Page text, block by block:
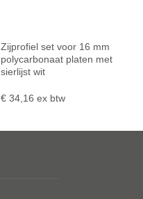
Zijprofiel set voor 16 mm
polycarbonaat platen met
sierlijst wit
€34,16 ex btw